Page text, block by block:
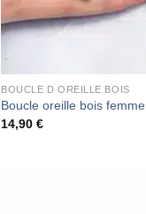
BOUCLE D OREILLE BOIS
Boucle oreille bois femme
14,90€